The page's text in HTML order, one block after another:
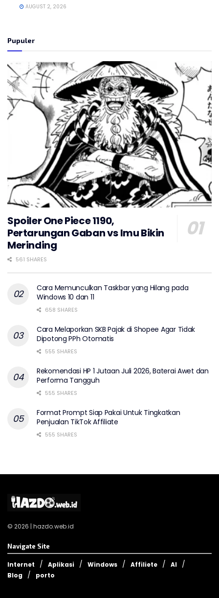
AUGUST 2, 2026
Pupuler
Spoiler One Piece 1190,
Pertarungan Gaban vs Imu Bikin
Merinding
561 SHARES
Cara Memunculkan Taskbar yang Hilang pada
Windows 10 dan 11
658 SHARES
Cara Melaporkan SKB Pajak di Shopee Agar Tidak
Dipotong PPh Otomatis
555 SHARES
Rekomendasi HP 1 Jutaan Juli 2026, Baterai Awet dan
Performa Tangguh
555 SHARES
Format Prompt Siap Pakai Untuk Tingkatkan
Penjualan TikTok Affiliate
555 SHARES
© 2026 | hazdo.web.id
Navigate Site
Internet Aplikasi Windows Affiliete
AI
Blog
porto